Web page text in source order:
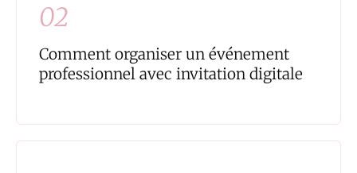
02
Comment organiser un événement
professionnel avec invitation digitale